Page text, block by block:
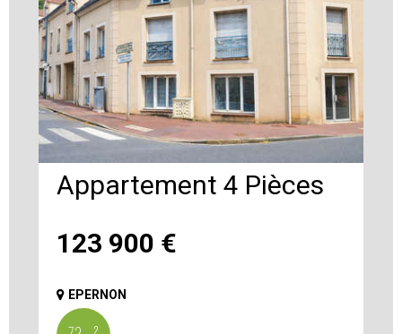
123 900 €
Appartement 4 Pièces
EPERNON